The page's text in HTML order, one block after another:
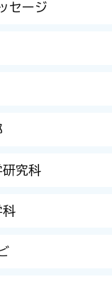
セージ
究科
科